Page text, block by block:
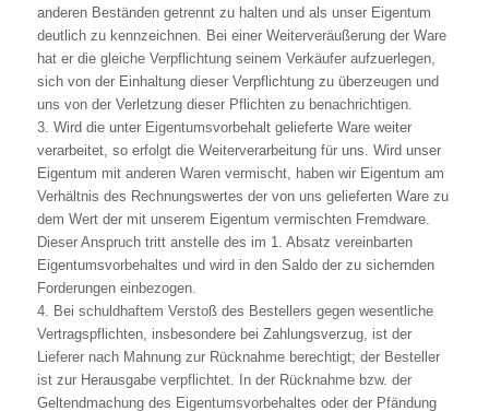
anderen Beständen getrennt zu halten und als unser Eigentum
deutlich zu kennzeichnen. Bei einer Weiterveräußerung der Ware
hat er die gleiche Verpflichtung seinem Verkäufer aufzuerlegen,
sich von der Einhaltung dieser Verpflichtung zu überzeugen und
uns von der Verletzung dieser Pflichten zu benachrichtigen.
3. Wird die unter Eigentumsvorbehalt gelieferte Ware weiter
verarbeitet, so erfolgt die Weiterverarbeitung für uns. Wird unser
Eigentum mit anderen Waren vermischt, haben wir Eigentum am
Verhältnis des Rechnungswertes der von uns gelieferten Ware zu
dem Wert der mit unserem Eigentum vermischten Fremdware.
Dieser Anspruch tritt anstelle des im 1. Absatz vereinbarten
Eigentumsvorbehaltes und wird in den Saldo der zu sichernden
Forderungen einbezogen.
4. Bei schuldhaftem Verstoß des Bestellers gegen wesentliche
Vertragspflichten, insbesondere bei Zahlungsverzug, ist der
Lieferer nach Mahnung zur Rücknahme berechtigt; der Besteller
ist zur Herausgabe verpflichtet. In der Rücknahme bzw. der
Geltendmachung des Eigentumsvorbehaltes oder der Pfändung